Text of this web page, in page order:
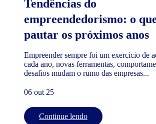
Tendências do
empreendedorismo: o
pautar os próximos anos
Empreender sempre foi um exercício de
cada ano, novas ferramentas,
desafios mudam o rumo das empresas...
06 out 25
Continue lendo